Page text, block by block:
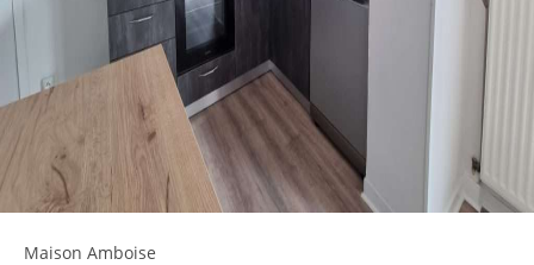
Maison Amboise